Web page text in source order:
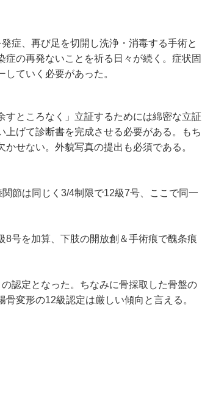
症、再び足を切開し洗浄・消毒する手術と
の再発ないことを祈る日々が続く。症状固
ていく必要があった。
ところなく」立証するためには綿密な立証
げて診断書を完成させる必要がある。もち
せない。外貌写真の提出も必須である。
節は同じく3/4制限で12級7号、ここで同一
号を加算、下肢の開放創＆手術痕で醜条痕
認定となった。ちなみに骨採取した骨盤の
変形の12級認定は厳しい傾向と言える。